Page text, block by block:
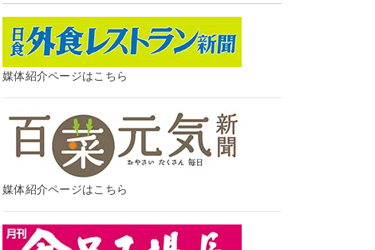
媒体紹介ページはこちら
媒体紹介ページはこちら